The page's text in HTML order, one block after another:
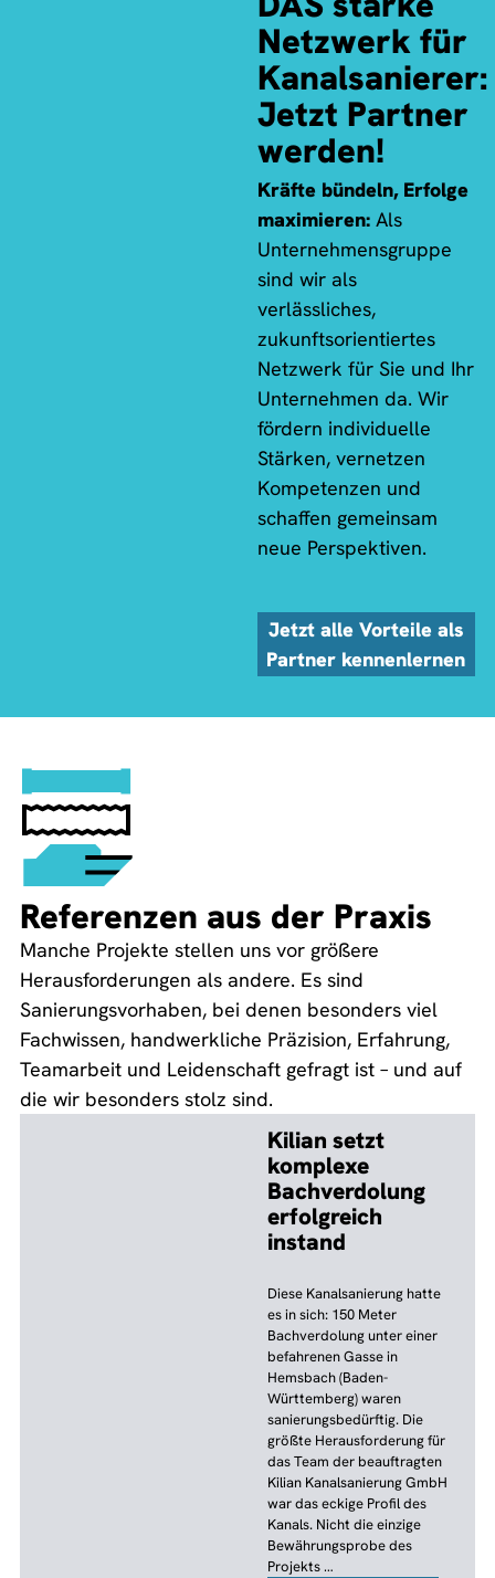
Netzwerk für
Kanalsanierer:
Jetzt Partner
werden!
Kräfte bündeln, Erfolge
maximieren: Als
Unternehmensgruppe
sind wir als
verlässliches,
zukunftsorientiertes
Netzwerk für Sie und Ihr
Unternehmen da. Wir
fördern individuelle
Stärken, vernetzen
Kompetenzen und
schaffen gemeinsam
neue Perspektiven.
Jetzt alle Vorteile als
Partner kennenlernen
Referenzen aus der Praxis
Manche Projekte stellen uns vor größere
Herausforderungen als andere. Es sind
Sanierungsvorhaben, bei denen besonders viel
Fachwissen, handwerkliche Präzision, Erfahrung,
Teamarbeit und Leidenschaft gefragt ist – und auf
die wir besonders stolz sind.
Kilian setzt
komplexe
Bachverdolung
erfolgreich
instand
Diese Kanalsanierung hatte
es in sich: 150 Meter
Bachverdolung unter einer
befahrenen Gasse in
Hemsbach (Baden-
Württemberg) waren
sanierungsbedürftig. Die
größte Herausforderung für
das Team der beauftragten
Kilian Kanalsanierung GmbH
war das eckige Profil des
Kanals. Nicht die einzige
Bewährungsprobe des
Projekts …